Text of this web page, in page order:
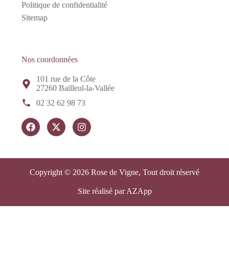
Politique de confidentialité
Sitemap
Nos coordonnées
101 rue de la Côte
27260 Bailleul-la-Vallée
02 32 62 98 73
Copyright © 2026 Rose de Vigne, Tout droit réservé
Site réalisé par AZApp